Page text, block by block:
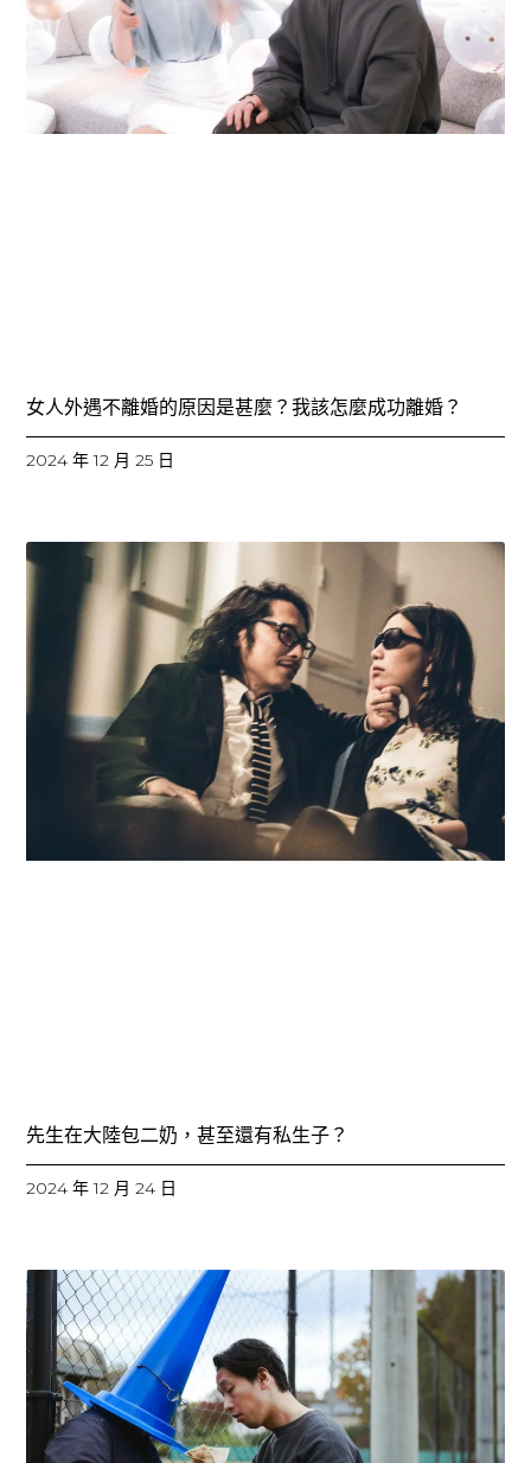
女人外遇不離婚的原因是甚麼？我該怎麼成功離婚？
2024 年 12 月 25 日
先生在大陸包二奶，甚至還有私生子？
2024 年 12 月 24 日